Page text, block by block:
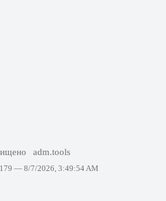
adm.tools
— 8/7/2026, 3:49:54 AM